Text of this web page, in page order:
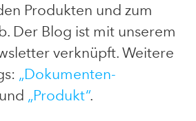
Produkten und zum
Der Blog ist mit unserem
verknüpft. Weitere
„Dokumenten-
und „Produkt“.